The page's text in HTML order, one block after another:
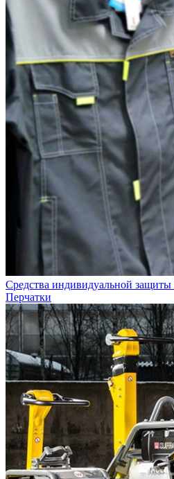
Средства индивидуальной защиты
Перчатки